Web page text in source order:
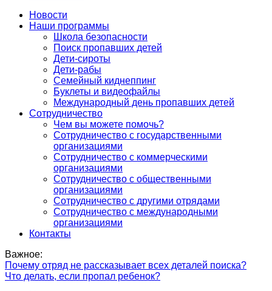
Новости
Наши программы
Школа безопасности
Поиск пропавших детей
Дети-сироты
Дети-рабы
Семейный киднеппинг
Буклеты и видеофайлы
Международный день пропавших детей
Сотрудничество
Чем вы можете помочь?
Сотрудничество с государственными
организациями
Сотрудничество с коммерческими
организациями
Сотрудничество с общественными
организациями
Сотрудничество с другими отрядами
Сотрудничество с международными
организациями
Контакты
Важное:
Почему отряд не рассказывает всех деталей поиска?
Что делать, если пропал ребенок?